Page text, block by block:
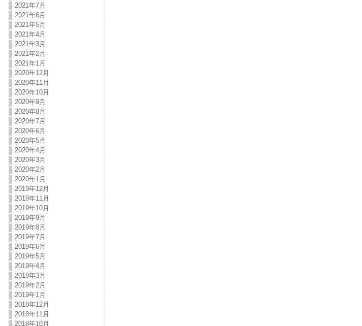
2021年7月
2021年6月
2021年5月
2021年4月
2021年3月
2021年2月
2021年1月
2020年12月
2020年11月
2020年10月
2020年9月
2020年8月
2020年7月
2020年6月
2020年5月
2020年4月
2020年3月
2020年2月
2020年1月
2019年12月
2019年11月
2019年10月
2019年9月
2019年8月
2019年7月
2019年6月
2019年5月
2019年4月
2019年3月
2019年2月
2019年1月
2018年12月
2018年11月
2018年10月